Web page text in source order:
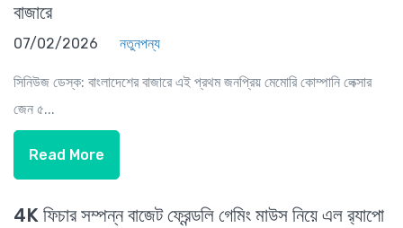
বাজারে
07/02/2026 নতুনপন্য
সিনিউজ ডেস্ক: বাংলাদেশের বাজারে এই প্রথম জনপ্রিয় মেমোরি কোম্পানি লেক্সার
জেন ৫...
Read More
4K ফিচার সম্পন্ন বাজেট ফ্রেন্ডলি গেমিং মাউস নিয়ে এল র‍্যাপো